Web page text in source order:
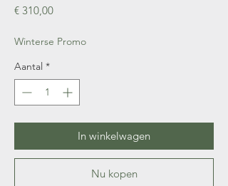
€ 310,00Prijs
Winterse Promo
Aantal *
In winkelwagen
Nu kopen